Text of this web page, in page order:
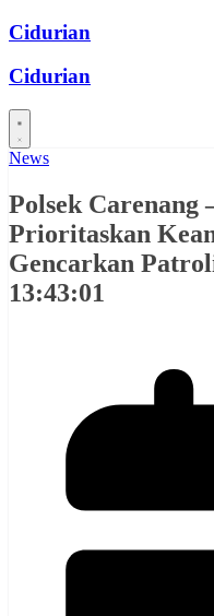
Skip
content
Cidurian
Cidurian
News
Polsek Carenang
Prioritaskan
Gencarkan
13:43:01